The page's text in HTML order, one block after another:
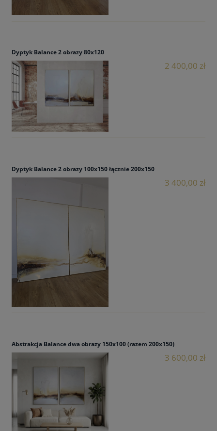
Dyptyk Balance 2 obrazy 80x120
2 400,00 zł
Dyptyk Balance 2 obrazy 100x150 łącznie 200x150
3 400,00 zł
Abstrakcja Balance dwa obrazy 150x100 (razem 200x150)
3 600,00 zł